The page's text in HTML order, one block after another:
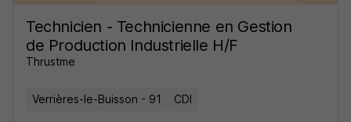
Technicien - Technicienne en Gestion
de Production Industrielle H/F
Thrustme
Verrières-le-Buisson - 91 CDI